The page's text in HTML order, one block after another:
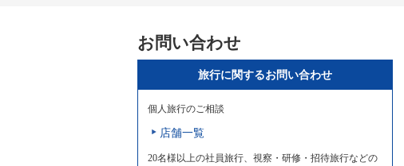
お問い合わせ
旅行に関するお問い合わせ
個人旅行のご相談
店舗一覧
20名様以上の社員旅行、視察・研修・招待旅行などの